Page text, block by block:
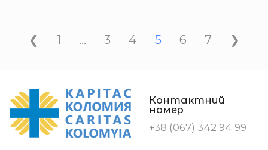
❮ 1 … 3 4 5 6 7 ❯
Контактний
номер
+38 (067) 342 94 99